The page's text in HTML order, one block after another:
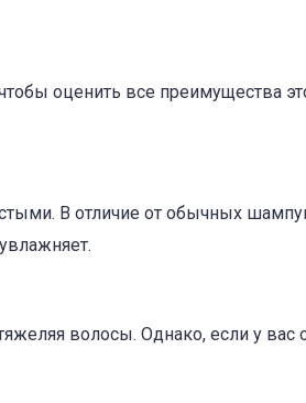
оценить все преимущества
В отличие от обычных
волосы. Однако, если у вас